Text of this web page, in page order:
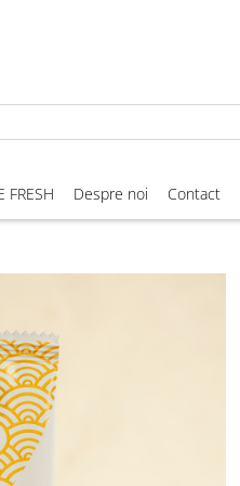
FRESH Despre noi Contact